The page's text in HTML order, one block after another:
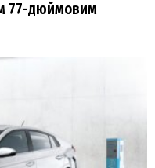
77-дюймовим